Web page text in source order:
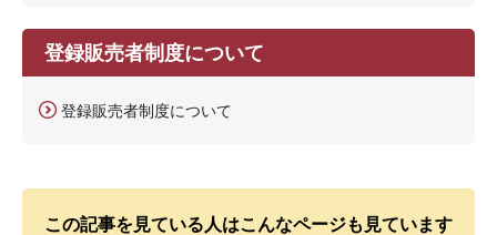
登録販売者制度について
登録販売者制度について
この記事を見ている人はこんなページも見ています